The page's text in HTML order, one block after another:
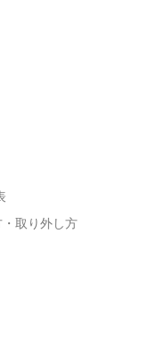
取り外し方